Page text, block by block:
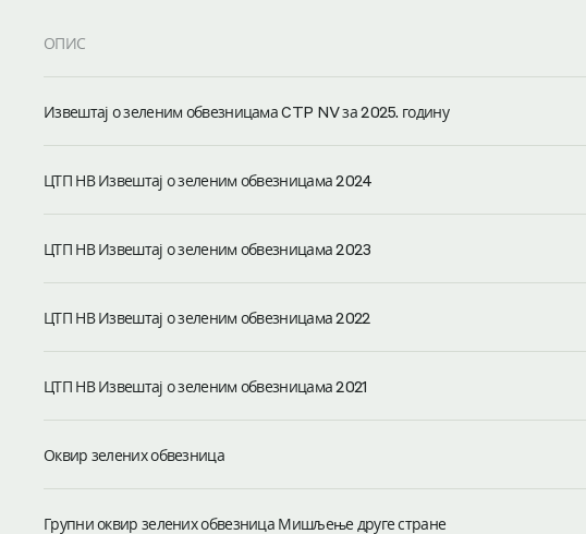
ОПИС
Извештај о зеленим обвезницама CTP NV за 2025. годину
ЦТП НВ Извештај о зеленим обвезницама 2024
ЦТП НВ Извештај о зеленим обвезницама 2023
ЦТП НВ Извештај о зеленим обвезницама 2022
ЦТП НВ Извештај о зеленим обвезницама 2021
Оквир зелених обвезница
Групни оквир зелених обвезница Мишљење друге стране